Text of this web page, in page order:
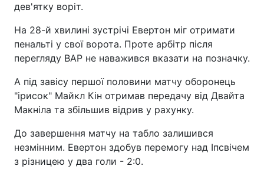
дев'ятку воріт.
На 28-й хвилині зустрічі Евертон міг отримати
пенальті у свої ворота. Проте арбітр після
перегляду ВАР не наважився вказати на позначку.
А під завісу першої половини матчу оборонець
"ірисок" Майкл Кін отримав передачу від Двайта
Макніла та збільшив відрив у рахунку.
До завершення матчу на табло залишився
незмінним. Евертон здобув перемогу над Іпсвічем
з різницею у два голи - 2:0.